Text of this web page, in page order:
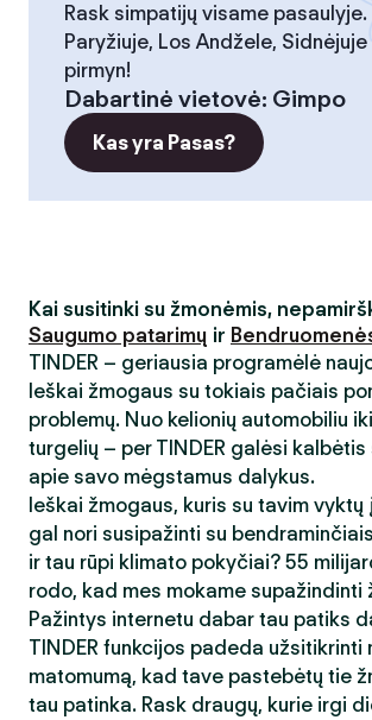
Rask simpatijų visame pasaulyje.
Paryžiuje, Los Andžele,
pirmyn!
Dabartinė vietovė: Gimpo
Kas yra Pasas?
Kai susitinki su žmonėmis,
Saugumo patarimų ir
TINDER – geriausia programėlė
Ieškai žmogaus su tokiais pačiais
problemų. Nuo kelionių automobiliu
turgelių – per TINDER galėsi kalbėtis
apie savo mėgstamus dalykus.
Ieškai žmogaus, kuris su tavim
gal nori susipažinti su
ir tau rūpi klimato pokyčiai? 55
rodo, kad mes mokame supažindinti
Pažintys internetu dabar tau patiks
TINDER funkcijos padeda užsitikrinti
matomumą, kad tave pastebėtų tie
tau patinka. Rask draugų, kurie irgi